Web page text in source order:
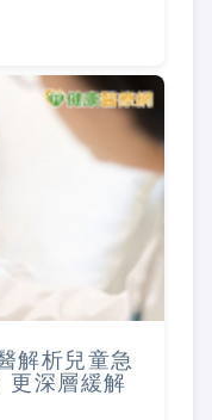
解析兒童急
更深層緩解